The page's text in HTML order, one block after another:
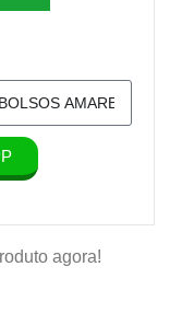
agora!